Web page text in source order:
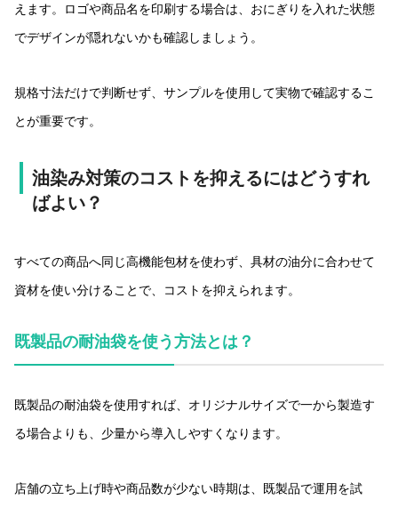
えます。ロゴや商品名を印刷する場合は、おにぎりを入れた状態
でデザインが隠れないかも確認しましょう。
規格寸法だけで判断せず、サンプルを使用して実物で確認するこ
とが重要です。
油染み対策のコストを抑えるにはどうすれ
ばよい？
すべての商品へ同じ高機能包材を使わず、具材の油分に合わせて
資材を使い分けることで、コストを抑えられます。
既製品の耐油袋を使う方法とは？
既製品の耐油袋を使用すれば、オリジナルサイズで一から製造す
る場合よりも、少量から導入しやすくなります。
店舗の立ち上げ時や商品数が少ない時期は、既製品で運用を試